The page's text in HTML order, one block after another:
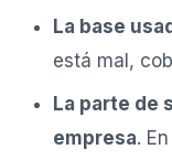
La base
está mal,
La parte de
empresa.